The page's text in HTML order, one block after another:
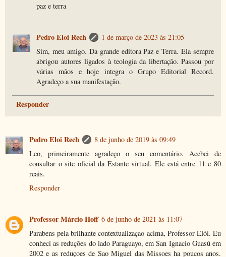
paz e terra
Pedro Eloi Rech
1 de março de 2023 às 21:05
Sim, meu amigo. Da grande editora Paz e Terra. Ela sempre
abrigou autores ligados à teologia da libertação. Passou por
várias mãos e hoje integra o Grupo Editorial Record.
Agradeço a sua manifestação.
Responder
Pedro Eloi Rech
8 de junho de 2019 às 09:49
Leo, primeiramente agradeço o seu comentário. Acebei de
consultar o site oficial da Estante virtual. Ele está entre 11 e 80
reais.
Responder
Professor Márcio Hoff 6 de junho de 2021 às 11:07
Parabens pela brilhante contextualizaçao acima, Professor Elói. Eu
conheci as reduções do lado Paraguayo, em San Ignacio Guasú em
2002 e as reduçoes de Sao Miguel das Missoes ha poucos anos.